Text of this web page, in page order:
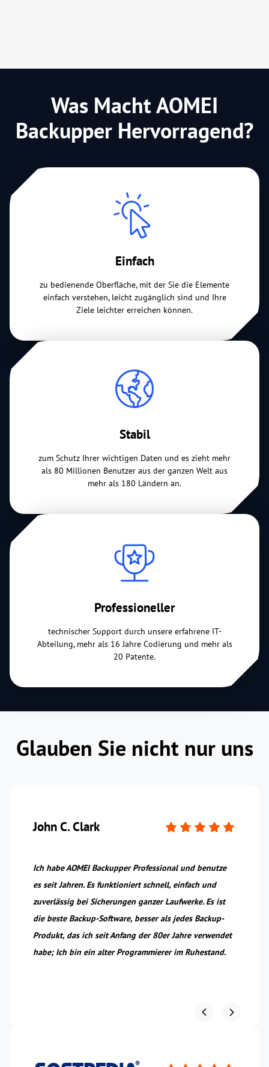
Was Macht AOMEI
Backupper Hervorragend?
Einfach
zu bedienende Oberfläche, mit der Sie die Elemente
einfach verstehen, leicht zugänglich sind und Ihre
Ziele leichter erreichen können.
Stabil
zum Schutz Ihrer wichtigen Daten und es zieht mehr
als 80 Millionen Benutzer aus der ganzen Welt aus
mehr als 180 Ländern an.
Professioneller
technischer Support durch unsere erfahrene IT-
Abteilung, mehr als 16 Jahre Codierung und mehr als
20 Patente.
Glauben Sie nicht nur uns
John C. Clark
Ich habe AOMEI Backupper Professional und benutze
es seit Jahren. Es funktioniert schnell, einfach und
zuverlässig bei Sicherungen ganzer Laufwerke. Es ist
die beste Backup-Software, besser als jedes Backup-
Produkt, das ich seit Anfang der 80er Jahre verwendet
habe; Ich bin ein alter Programmierer im Ruhestand.